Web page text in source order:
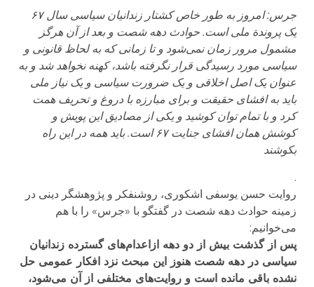
جرس: امروز به طور خاص کشتار زندانیان سیاسی سال۶۷
یک پروندة ملی است. حوادث دهه شصت و بعد از آن هرگز
مشمول مرور زمان نمی‌شود و تا زمانی که به لحاظ قانونی و
سیاسی مورد رسیدگی قرار نگرفته باشد، کهنه نخواهد شد و به
عنوان یک اصل اخلاقی و یک ضرورت سیاسی و یک نیاز ملی
باید به افشای حقیقت و برای مبارزه با دروغ و تحریف همت
کرد و با تمام توان کوشید و یکی از مصادیق این پویش و
کوشش‌‌ همان افشای جنایت۶۷ است. باید همه در این راه
بکوشند
.
روایت حسن یوسفی اشکوری، روشنفکر و پژوهشگر دینی در
زمینه حوادث دهه شصت در گفتگو با «جرس» را با هم
می‌خوانیم:
پس از گذشت بیش از دو دهه ازاعدام‌های گسترده زندانیان
سیاسی در دهه شصت هنوز این مبحث نزد افکار عمومی حل
نشده باقی مانده است و روایت‌های مختلفی از آن می‌شود،